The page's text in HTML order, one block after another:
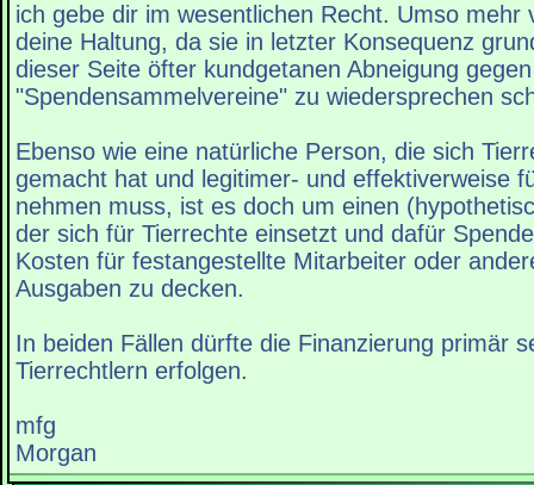
ich gebe dir im wesentlichen Recht. Umso mehr
deine Haltung, da sie in letzter Konsequenz
dieser Seite öfter kundgetanen Abneigung gegen
"Spendensammelvereine" zu wiedersprechen
Ebenso wie eine natürliche Person, die sich
gemacht hat und legitimer- und effektiverweise
nehmen muss, ist es doch um einen
der sich für Tierrechte einsetzt und dafür
Kosten für festangestellte Mitarbeiter oder
Ausgaben zu decken.
In beiden Fällen dürfte die Finanzierung primär
Tierrechtlern erfolgen.
mfg
Morgan